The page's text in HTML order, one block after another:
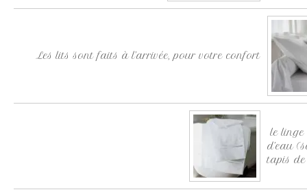
Les lits sont faits à l’arrivée, pour votre confort
le
d’eau
tapis